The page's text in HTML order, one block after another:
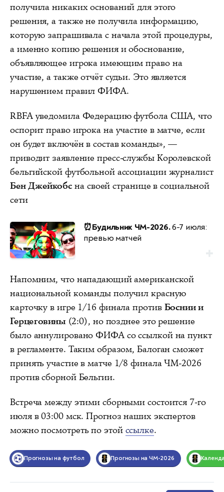
получила никаких оснований для этого
решения, а также не получила информацию,
которую запрашивала с начала этой процедуры,
а именно копию решения и обоснование,
объявляющее игрока имеющим право на
участие, а также отчёт судьи. Это является
нарушением правил ФИФА.
RBFA уведомила Федерацию футбола США, что
оспорит право игрока на участие в матче, если
он будет включён в состав команды», —
приводит заявление пресс-службы Королевской
бельгийской футбольной ассоциации журналист
Бен Джейкобс на своей странице в социальной
сети
⏰Будильник ЧМ-2026.6-7 июля:
превью матчей
Напомним, что нападающий американской
национальной команды получил красную
карточку в игре 1/16 финала против Боснии и
Герцеговины(2:0), но позднее это решение
было аннулировано ФИФА со ссылкой на пункт
в регламенте. Таким образом, Балоган сможет
принять участие в матче 1/8 финала ЧМ-2026
против сборной Бельгии.
Встреча между этими сборными состоится 7-го
июля в 03:00 мск. Прогноз наших экспертов
можно посмотреть по этой ссылке.
Прогнозы на футбол Прогнозы на ЧМ-2026